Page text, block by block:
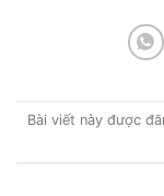
Bài viết này được